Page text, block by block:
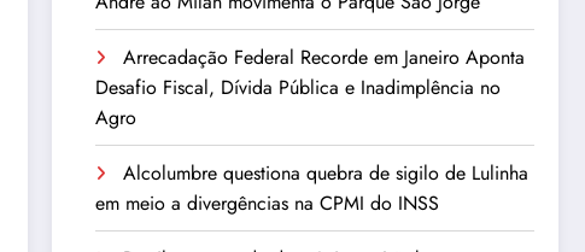
Arrecadação Federal Recorde em Janeiro Aponta
Desafio Fiscal, Dívida Pública e Inadimplência no
Agro
Alcolumbre questiona quebra de sigilo de Lulinha
em meio a divergências na CPMI do INSS